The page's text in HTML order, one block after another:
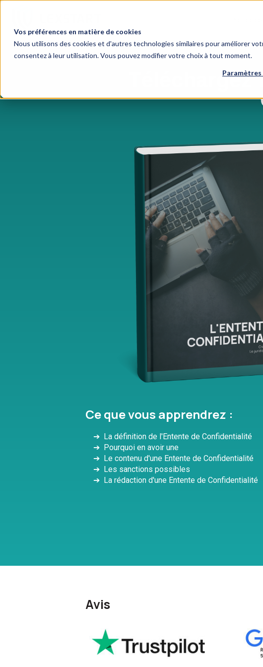
Vos préférences en matière de cookies
Nous utilisons des cookies et d'autres technologies similaires pour améliorer
consentez à leur utilisation. Vous pouvez modifier votre choix à tout moment.
Ce que vous apprendrez :
➔ La définition de l'Entente de Confidentialité
➔ Pourquoi en avoir une
➔ Le contenu d'une Entente de Confidentialité
➔ Les sanctions possibles
➔ La rédaction d'une Entente de Confidentialité
Avis